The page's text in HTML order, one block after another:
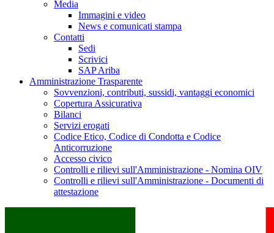
Media
Immagini e video
News e comunicati stampa
Contatti
Sedi
Scrivici
SAP Ariba
Amministrazione Trasparente
Sovvenzioni, contributi, sussidi, vantaggi economici
Copertura Assicurativa
Bilanci
Servizi erogati
Codice Etico, Codice di Condotta e Codice
Anticorruzione
Accesso civico
Controlli e rilievi sull'Amministrazione - Nomina OIV
Controlli e rilievi sull'Amministrazione - Documenti di
attestazione